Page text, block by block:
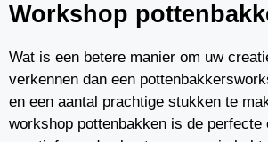
Workshop
Wat is een betere manier om uw
verkennen dan een
en een aantal prachtige stukken te
workshop pottenbakken is de perfecte